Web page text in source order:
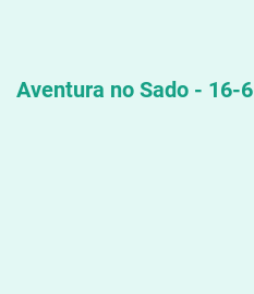
Aventura no Sado - 16-